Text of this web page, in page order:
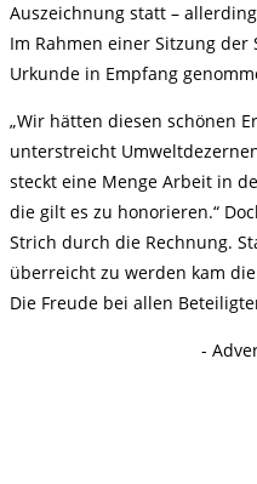
Auszeichnung statt –
Im Rahmen einer Sitzung
Urkunde in Empfang
„Wir hätten diesen schönen
unterstreicht
steckt eine Menge Arbeit in
die gilt es zu honorieren.“
Strich durch die Rechnung.
überreicht zu werden kam
Die Freude bei allen
-